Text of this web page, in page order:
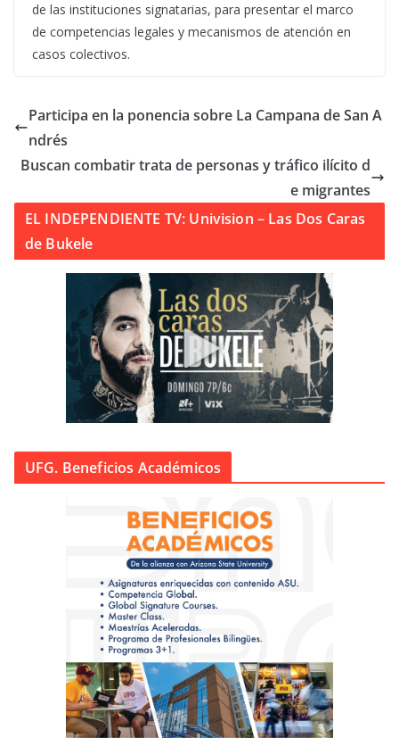
de las instituciones signatarias, para presentar el marco
de competencias legales y mecanismos de atención en
casos colectivos.
Participa en la ponencia sobre La Campana de San A
ndrés
Buscan combatir trata de personas y tráfico ilícito d
e migrantes
EL INDEPENDIENTE TV: Univision – Las Dos Caras
de Bukele
UFG. Beneficios Académicos